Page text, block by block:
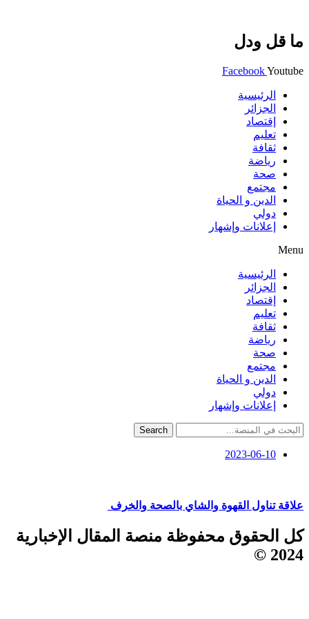
ما قل ودل
FacebookYoutube
الرئيسية
الجزائر
إقتصاد
تعليم
ثقافة
رياضة
صحة
مجتمع
الدين و الحياة
دولي
إعلانات وإشهار
Menu
الرئيسية
الجزائر
إقتصاد
تعليم
ثقافة
رياضة
صحة
مجتمع
الدين و الحياة
دولي
إعلانات وإشهار
Search
2023-06-10
علاقة تناول القهوة والشاي بالصحة والخرف
كل الحقوق محفوظة منصة المقال الإخبارية
2024 ©